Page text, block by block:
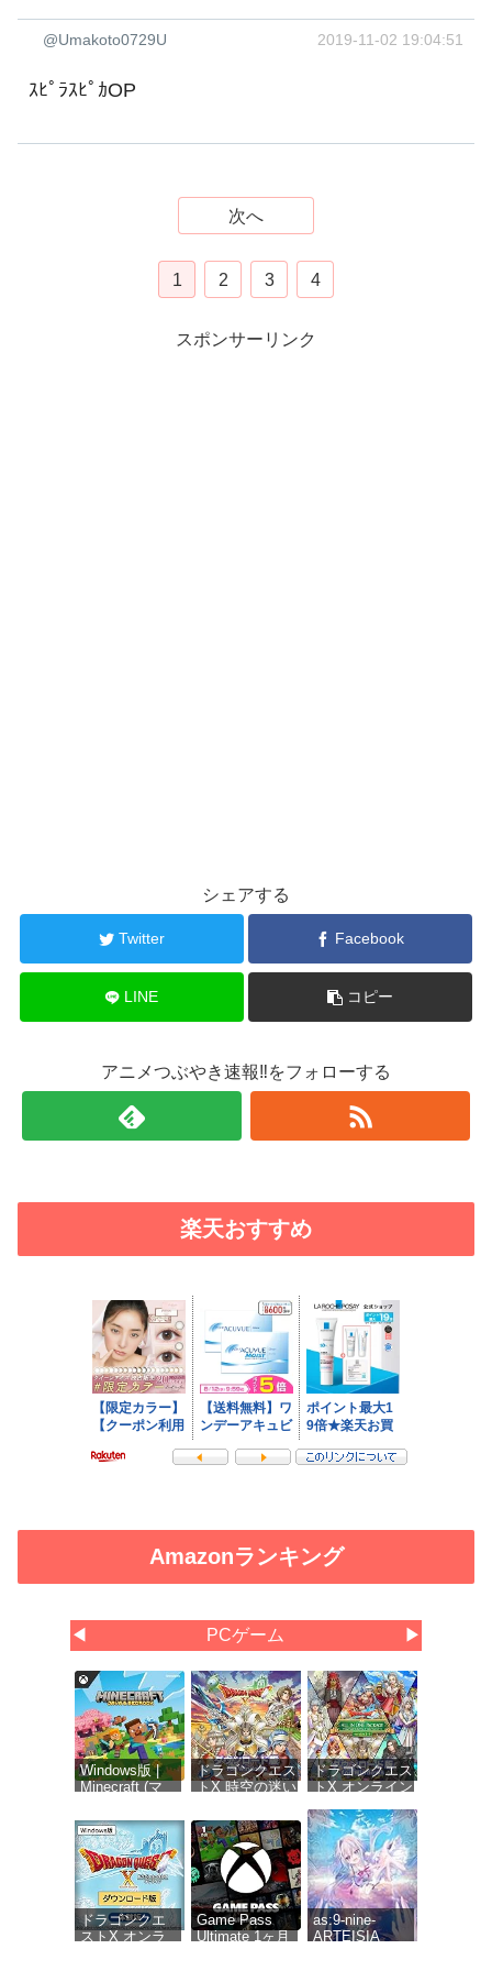
@Umakoto0729U 2019-11-02 19:04:51
ｽﾋﾟﾗｽﾋﾟｶOP
次へ
1 2 3 4
スポンサーリンク
シェアする
Twitter Facebook
LINE コピー
アニメつぶやき速報‼をフォローする
楽天おすすめ
Amazonランキング
◀ PCゲーム ▶
Windows版 |
Minecraft (マ
Java &
Bedrock
Edition | オン
ラインコード
版
ドラゴンクエス
トX 時空の迷い
イン
【Amazon.co.jp
限定】お役立ち
アイテムセット
配信 |ダウンロ
ード版
ドラゴンクエス
トX オンライン
パッケージ
version 1-
8【Amazon.co.jp
限定】お役立ち
アイテムセット
【購入特典】ゲ
ーム内アイテム
「黄金の花びら
ドラゴンクエ
ストX オンラ
Game Pass
Ultimate 1ヶ月
as:9-nine-
ARTEISIA